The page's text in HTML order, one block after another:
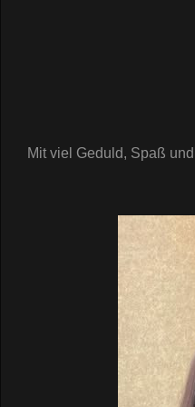
Mit viel Geduld, Spaß